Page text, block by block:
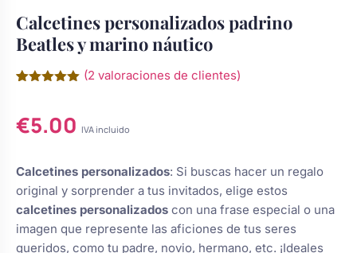
personalizados
de novia
Chocolatinas Personalizadas para
Comuniones
Coronas y tocados de comunión
Cruces de madera para primera
Cuadros de comunión
personalizados para recuerdo
Cuadros personalizados
Gemelos Personalizados
Ver todo
Calcetines personalizados padrino
Beatles y marino náutico
de 5 en
base a
(2 valoraciones de clientes)
€5.00 IVA incluido
Calcetines personalizados: Si buscas hacer un regalo
original y sorprender a tus invitados, elige estos
calcetines personalizados con una frase especial o una
imagen que represente las aficiones de tus seres
queridos, como tu padre, novio, hermano, etc. ¡Ideales